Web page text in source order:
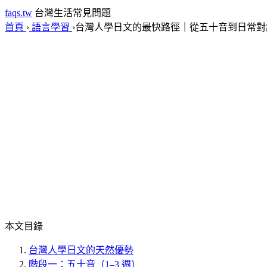
faqs.tw 台灣生活常見問題
首頁 › 語言學習 ›台灣人學日文的最快路徑｜從五十音到日常
本文目錄
台灣人學日文的天然優勢
階段一：五十音（1–3 週）